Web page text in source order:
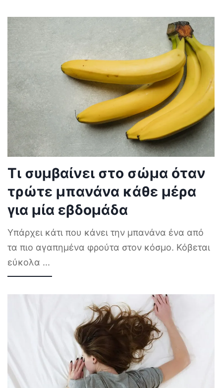
Τι συμβαίνει στο σώμα όταν
τρώτε μπανάνα κάθε μέρα
για μία εβδομάδα
Υπάρχει κάτι που κάνει την μπανάνα ένα από
τα πιο αγαπημένα φρούτα στον κόσμο. Κόβεται
εύκολα ...